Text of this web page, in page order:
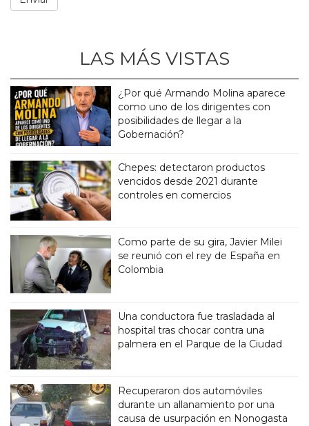
LAS MÁS VISTAS
¿Por qué Armando Molina aparece
como uno de los dirigentes con
posibilidades de llegar a la
Gobernación?
Chepes: detectaron productos
vencidos desde 2021 durante
controles en comercios
Como parte de su gira, Javier Milei
se reunió con el rey de España en
Colombia
Una conductora fue trasladada al
hospital tras chocar contra una
palmera en el Parque de la Ciudad
Recuperaron dos automóviles
durante un allanamiento por una
causa de usurpación en Nonogasta